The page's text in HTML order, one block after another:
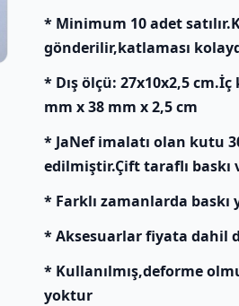
* Minimum 10 adet
gönderilir,katlaması
* Dış ölçü: 27x10x2,5
mm x 38 mm x 2,5 cm
* JaNef imalatı olan kutu
edilmiştir.Çift taraflı baskı
* Farklı zamanlarda baskı
* Aksesuarlar fiyata dahil
* Kullanılmış,deforme
yoktur